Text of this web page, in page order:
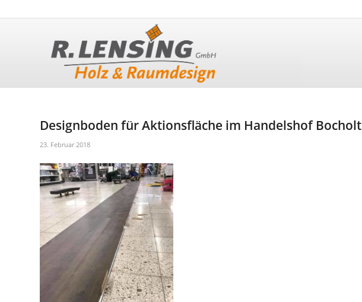
Designboden für Aktionsfläche im Handelshof Bocholt
23. Februar 2018